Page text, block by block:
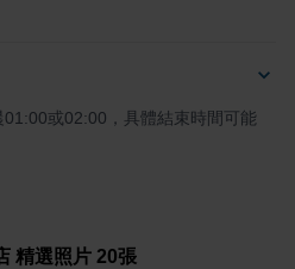
或02:00，具體結束時間可能
精選照片 20張